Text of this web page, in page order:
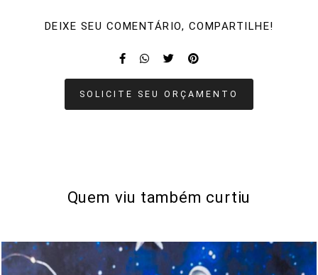
DEIXE SEU COMENTÁRIO, COMPARTILHE!
SOLICITE SEU ORÇAMENTO
Quem viu também curtiu